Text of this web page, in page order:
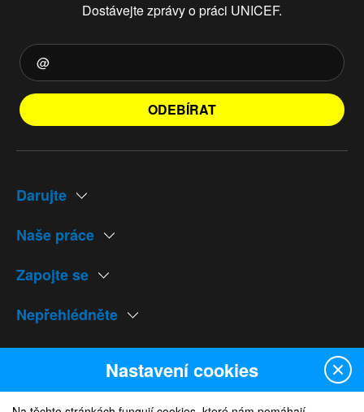
Dostávejte zprávy o práci UNICEF.
ODEBÍRAT
Darujte
Naše práce
Zapojte se
Nepřehlédněte
Naše weby
Nastavení cookies